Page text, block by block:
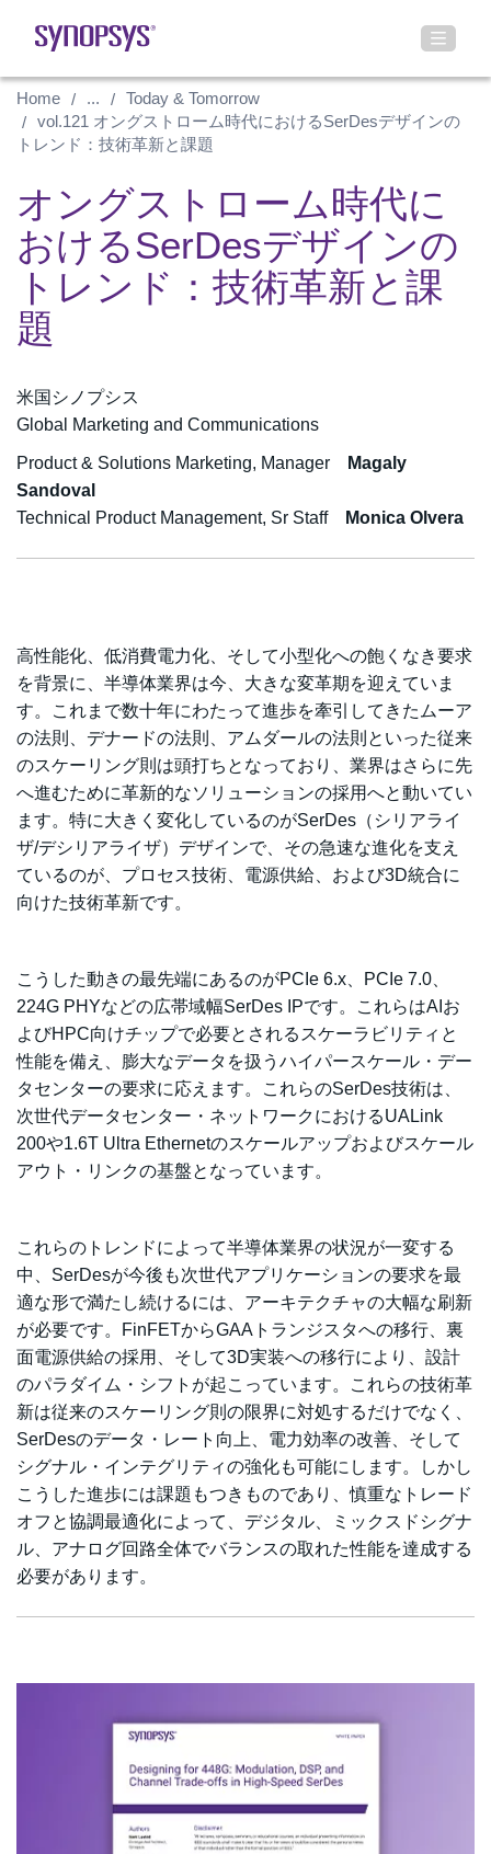
Home ...
Today & Tomorrow
vol.121 オングストローム時代におけるSerDesデザインの
トレンド：技術革新と課題
オングストローム時代に
おけるSerDesデザインの
トレンド：技術革新と課
題
米国シノプシス
Global Marketing and Communications
Product & Solutions Marketing, Manager
Magaly
Sandoval
Technical Product Management, Sr Staff
Monica Olvera
高性能化、低消費電力化、そして小型化への飽くなき要求
を背景に、半導体業界は今、大きな変革期を迎えていま
す。これまで数十年にわたって進歩を牽引してきたムーア
の法則、デナードの法則、アムダールの法則といった従来
のスケーリング則は頭打ちとなっており、業界はさらに先
へ進むために革新的なソリューションの採用へと動いてい
ます。特に大きく変化しているのがSerDes（シリアライ
ザ/デシリアライザ）デザインで、その急速な進化を支え
ているのが、プロセス技術、電源供給、および3D統合に
向けた技術革新です。
こうした動きの最先端にあるのがPCIe 6.x、PCIe 7.0、
224G PHYなどの広帯域幅SerDes IPです。これらはAIお
よびHPC向けチップで必要とされるスケーラビリティと
性能を備え、膨大なデータを扱うハイパースケール・デー
タセンターの要求に応えます。これらのSerDes技術は、
次世代データセンター・ネットワークにおけるUALink
200や1.6T Ultra Ethernetのスケールアップおよびスケール
アウト・リンクの基盤となっています。
これらのトレンドによって半導体業界の状況が一変する
中、SerDesが今後も次世代アプリケーションの要求を最
適な形で満たし続けるには、アーキテクチャの大幅な刷新
が必要です。FinFETからGAAトランジスタへの移行、裏
面電源供給の採用、そして3D実装への移行により、設計
のパラダイム・シフトが起こっています。これらの技術革
新は従来のスケーリング則の限界に対処するだけでなく、
SerDesのデータ・レート向上、電力効率の改善、そして
シグナル・インテグリティの強化も可能にします。しかし
こうした進歩には課題もつきものであり、慎重なトレード
オフと協調最適化によって、デジタル、ミックスドシグナ
ル、アナログ回路全体でバランスの取れた性能を達成する
必要があります。